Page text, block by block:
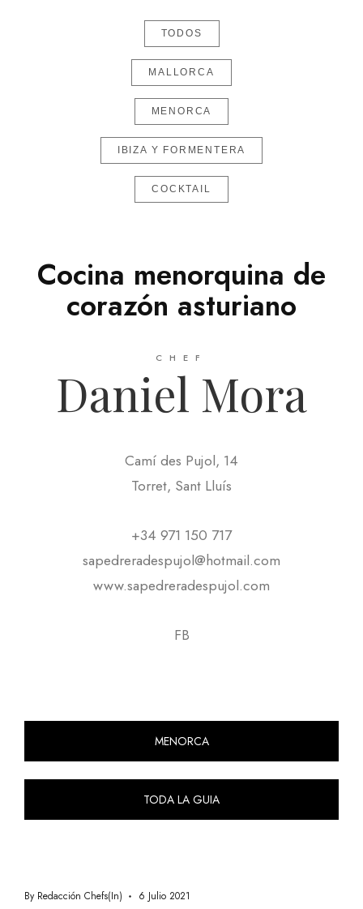
TODOS
MALLORCA
MENORCA
IBIZA Y FORMENTERA
COCKTAIL
Cocina menorquina de
corazón asturiano
CHEF
Daniel Mora
Camí des Pujol, 14
Torret, Sant Lluís
+34 971 150 717
sapedreradespujol@hotmail.com
www.sapedreradespujol.com
FB
MENORCA
TODA LA GUIA
By Redacción Chefs(in) 6 Julio 2021